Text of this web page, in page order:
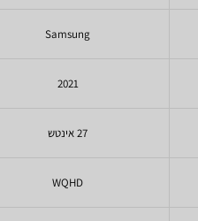
Samsung
2021
27 אינטש
WQHD